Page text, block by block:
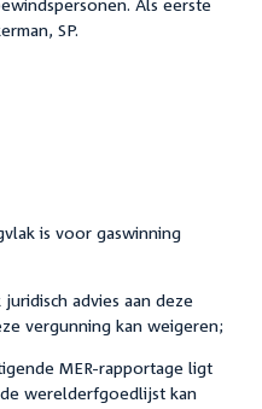
SP.
is voor gaswinning
advies aan deze
vergunning kan weigeren;
MER-rapportage ligt
de werelderfgoedlijst kan